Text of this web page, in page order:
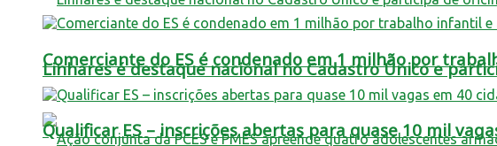
Linhares é destaque nacional no Cadastro Único e
Comerciante do ES é condenado em 1 milhão por
Qualificar ES – inscrições abertas para quase 10 mil